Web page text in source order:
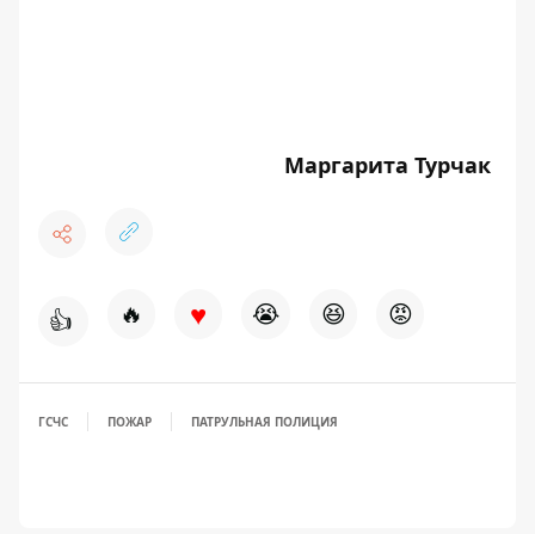
Маргарита Турчак
👍 🔥 ♥ 😭 😆 😡
ГСЧС ПОЖАР ПАТРУЛЬНАЯ ПОЛИЦИЯ